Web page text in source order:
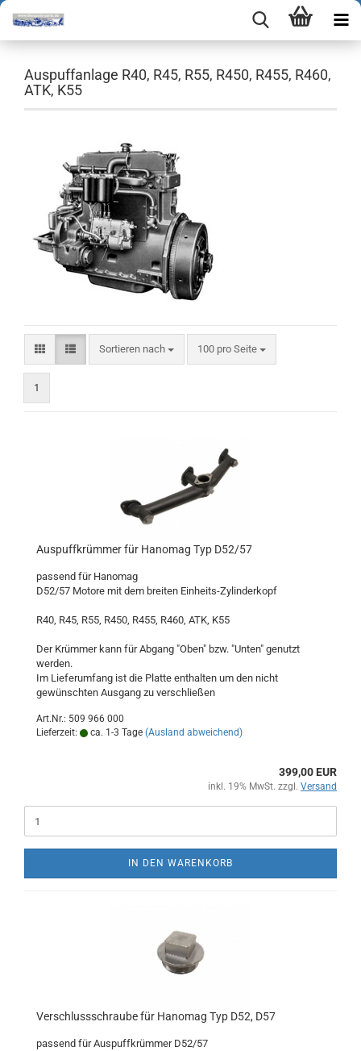
Auspuffanlage R40, R45, R55, R450, R455, R460,
ATK, K55
Sortieren nach
Sortieren nach 100 pro Seite
pro Seite
1
Auspuffkrümmer für Hanomag Typ D52/57
passend für Hanomag
D52/57 Motore mit dem breiten Einheits-Zylinderkopf
R40, R45, R55, R450, R455, R460, ATK, K55
Der Krümmer kann für Abgang "Oben" bzw. "Unten" genutzt
werden.
Im Lieferumfang ist die Platte enthalten um den nicht
gewünschten Ausgang zu verschließen
Art.Nr.: 509 966 000
Lieferzeit:
ca. 1-3 Tage (Ausland abweichend)
399,00 EUR
inkl. 19% MwSt. zzgl. Versand
IN DEN WARENKORB
Verschlussschraube für Hanomag Typ D52, D57
passend für Auspuffkrümmer D52/57